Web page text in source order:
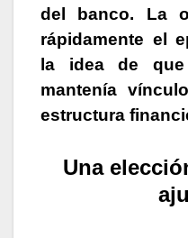
del banco. La
rápidamente el
la idea de
mantenía
estructura
Una